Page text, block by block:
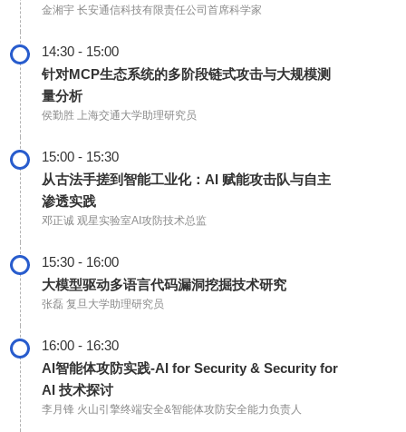
金湘宇长安通信科技有限责任公司首席科学家
14:30 - 15:00
针对MCP生态系统的多阶段链式攻击与大规模测
量分析
侯勤胜上海交通大学助理研究员
15:00 - 15:30
从古法手搓到智能工业化：AI 赋能攻击队与自主
渗透实践
邓正诚观星实验室AI攻防技术总监
15:30 - 16:00
大模型驱动多语言代码漏洞挖掘技术研究
张磊 复旦大学助理研究员
16:00 - 16:30
AI智能体攻防实践-AI for Security & Security for
AI 技术探讨
李月锋火山引擎终端安全&智能体攻防安全能力负责人